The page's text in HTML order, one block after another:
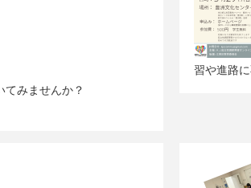
みませんか？
習や進路